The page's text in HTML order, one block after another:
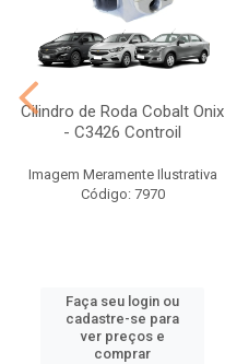
Cilindro de Roda Cobalt Onix
- C3426 Controil
Imagem Meramente Ilustrativa
Código: 7970
Faça seu login ou
cadastre-se para
ver preços e
comprar